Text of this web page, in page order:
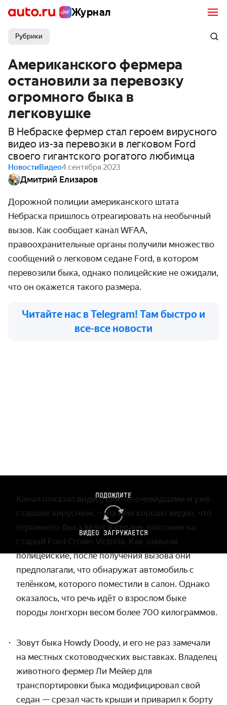
Журнал
Рубрики
Американского фермера
остановили за перевозку
огромного быка в
легковушке
В Небраске фермер стал героем вирусного
видео из-за перевозки в легковом Ford
своего гигантского рогатого любимца
НовостиВидео4 сентября 2023
Дмитрий Елизаров
Дорожной полиции американского штата
Небраска пришлось отреагировать на необычный
вызов. Как сообщает канал WFAA,
правоохранительные органы получили множество
сообщений о легковом седане Ford, в котором
перевозили быка, однако полицейские не ожидали,
что он окажется такого размера.
Читайте нас в Telegram! Там быстро и
все-все новости
ПОДОЖДИТЕ
ВИДЕО ЗАГРУЖАЕТСЯ
Канал показал видео, снятое очевидцами и уже
ставшее вирусным, — на нём хорошо видно, что
огромного быка везут в седане, похожем на
старый Ford Cr own Victoria. Как заявили
полицейские, после получения вызова они
предполагали, что обнаружат автомобиль с
телёнком, которого поместили в салон. Однако
оказалось, что речь идёт о взрослом быке
породы лонгхорн весом более 700 килограммов.
Зовут быка Howdy Doody, и его не раз замечали
на местных скотоводческих выставках. Владелец
животного фермер Ли Мейер для
транспортировки быка модифицировал свой
седан — срезал часть крыши и приварил к борту